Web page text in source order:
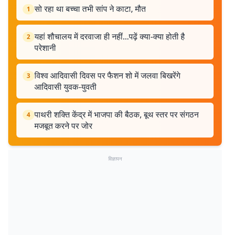
1 सो रहा था बच्चा तभी सांप ने काटा, मौत
2 यहां शौचालय में दरवाजा ही नहीं...पढ़ें क्या-क्या होती है
परेशानी
3 विश्व आदिवासी दिवस पर फैशन शो में जलवा बिखरेंगे
आदिवासी युवक-युवती
4 पाथरी शक्ति केंद्र में भाजपा की बैठक, बूथ स्तर पर संगठन
मजबूत करने पर जोर
विज्ञापन